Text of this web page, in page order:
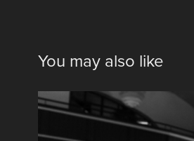
You may also like